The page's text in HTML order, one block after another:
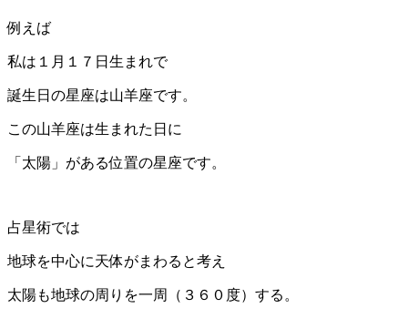
例えば
私は１月１７日生まれで
誕生日の星座は山羊座です。
この山羊座は生まれた日に
「太陽」がある位置の星座です。
占星術では
地球を中心に天体がまわると考え
太陽も地球の周りを一周（３６０度）する。